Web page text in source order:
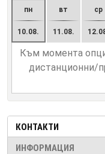
пн
10.08.
вт
11.08.
ср
Към момента
дистанционни/
КОНТАКТИ
ИНФОРМАЦИЯ